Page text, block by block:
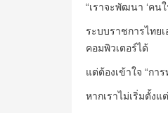
“เราจะพัฒนา ‘คน
ระบบราชการไทย
คอมพิวเตอร์ได้
แต่ต้องเข้าใจ “กา
หากเราไม่เริ่มตั้ง